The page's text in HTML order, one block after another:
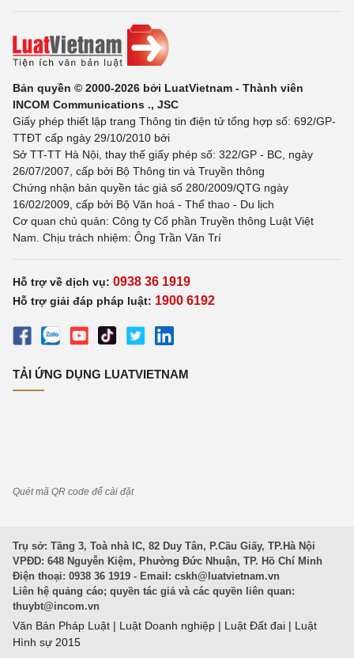
Bản quyền © 2000-2026 bởi LuatVietnam - Thành viên
INCOM Communications ., JSC
Giấy phép thiết lập trang Thông tin điện tử tổng hợp số: 692/GP-
TTĐT cấp ngày 29/10/2010 bởi
Sở TT-TT Hà Nội, thay thế giấy phép số: 322/GP - BC, ngày
26/07/2007, cấp bởi Bộ Thông tin và Truyền thông
Chứng nhận bản quyền tác giả số 280/2009/QTG ngày
16/02/2009, cấp bởi Bộ Văn hoá - Thể thao - Du lịch
Cơ quan chủ quản: Công ty Cổ phần Truyền thông Luật Việt
Nam. Chịu trách nhiệm: Ông Trần Văn Trí
Hỗ trợ về dịch vụ: 0938 36 1919
Hỗ trợ giải đáp pháp luật: 1900 6192
TẢI ỨNG DỤNG LUATVIETNAM
Quét mã QR code để cài đặt
Trụ sở: Tầng 3, Toà nhà IC, 82 Duy Tân, P.Cầu Giấy, TP.Hà Nội
VPĐD: 648 Nguyễn Kiệm, Phường Đức Nhuận, TP. Hồ Chí Minh
Điện thoại: 0938 36 1919 - Email: cskh@luatvietnam.vn
Liên hệ quảng cáo; quyền tác giả và các quyền liên quan:
thuybt@incom.vn
Văn Bản Pháp Luật | Luật Doanh nghiệp | Luật Đất đai | Luật
Hình sự 2015